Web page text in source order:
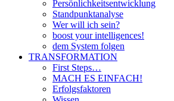
Persönlichkeitsentwicklung
Standpunktanalyse
Wer will ich sein?
boost your intelligences!
dem System folgen
TRANSFORMATION
First Steps…
MACH ES EINFACH!
Erfolgsfaktoren